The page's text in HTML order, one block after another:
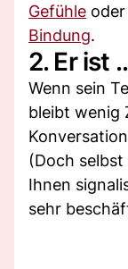
Gefühle
Bindung.
2. Er ist
Wenn sein
bleibt wenig
(Doch
Ihnen
sehr